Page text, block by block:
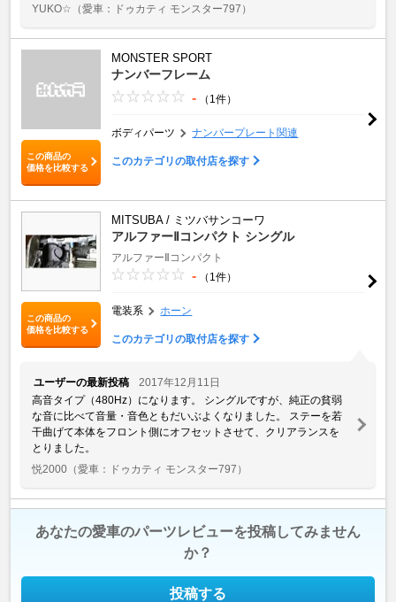
YUKO☆ （愛車：ドゥカティ モンスター797）
この商品の
価格を比較する
MONSTER SPORT
ナンバーフレーム
- （1件）
ボディパーツ ナンバープレート関連
このカテゴリの取付店を探す
この商品の
価格を比較する
MITSUBA / ミツバサンコーワ
アルファーⅡコンパクト シングル
アルファーⅡコンパクト
- （1件）
電装系 ホーン
このカテゴリの取付店を探す
ユーザーの最新投稿
2017年12月11日
高音タイプ（480Hz）になります。 シングルですが、純正の貧弱
な音に比べて音量・音色ともだいぶよくなりました。 ステーを若
干曲げて本体をフロント側にオフセットさせて、クリアランスを
とりました。
悦2000 （愛車：ドゥカティ モンスター797）
あなたの愛車のパーツレビューを投稿してみません
か？
投稿する